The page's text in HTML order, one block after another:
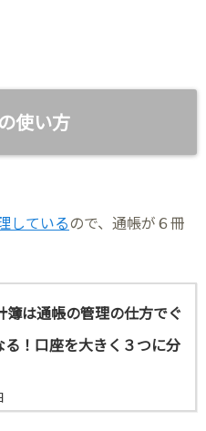
使い方
している ので、通帳が６冊
簿は通帳の管理の仕方でぐ
る！口座を大きく３つに分